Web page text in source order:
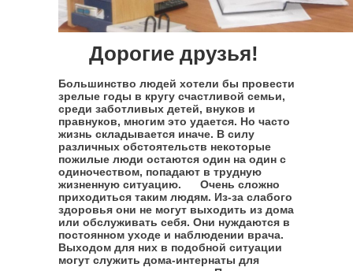
Дорогие друзья!
Большинство людей хотели бы провести
зрелые годы в кругу счастливой семьи,
среди заботливых детей, внуков и
правнуков, многим это удается. Но часто
жизнь складывается иначе. В силу
различных обстоятельств некоторые
пожилые люди остаются один на один с
одиночеством, попадают в трудную
жизненную ситуацию. Очень сложно
приходиться таким людям. Из-за слабого
здоровья они не могут выходить из дома
или обслуживать себя. Они нуждаются в
постоянном уходе и наблюдении врача.
Выходом для них в подобной ситуации
могут служить дома-интернаты для